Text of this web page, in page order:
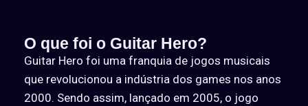
O que foi o Guitar Hero?
Guitar Hero foi uma franquia de jogos musicais
que revolucionou a indústria dos games nos anos
2000. Sendo assim, lançado em 2005, o jogo